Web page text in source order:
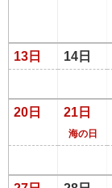
13日 14日
20日 21日
海の日